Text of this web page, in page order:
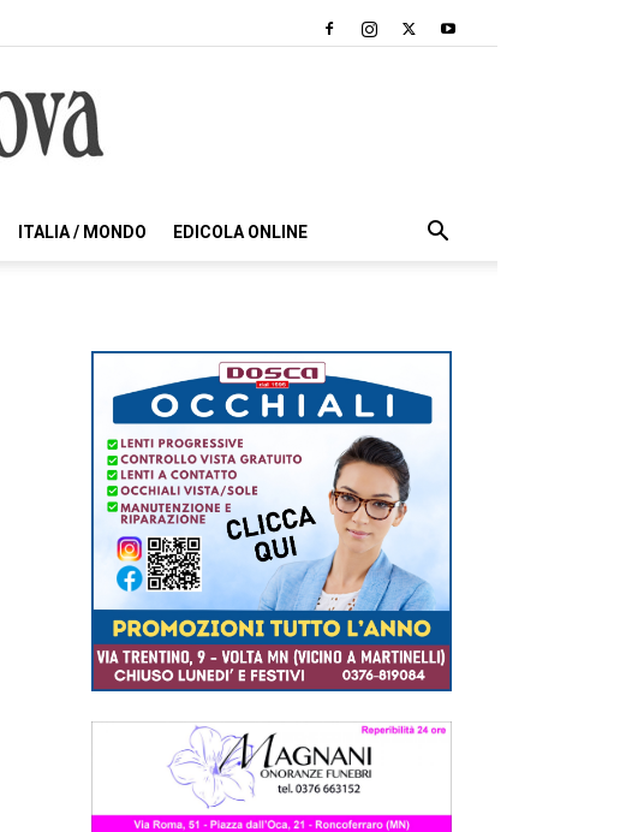
ITALIA / MONDO EDICOLA ONLINE